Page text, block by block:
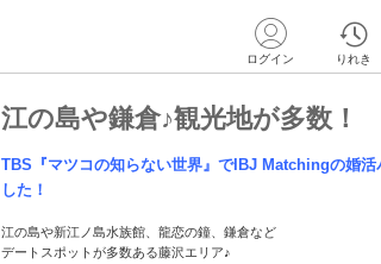
ログイン りれき
江の島や鎌倉♪観光地が多数！
TBS『マツコの知らない世界』でIBJ Matchingの婚活
した！
江の島や新江ノ島水族館、龍恋の鐘、鎌倉など
デートスポットが多数ある藤沢エリア♪